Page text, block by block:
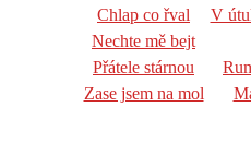
Chlap co řval
V
Nechte mě bejt
Přátele stárnou
Zase jsem na mol